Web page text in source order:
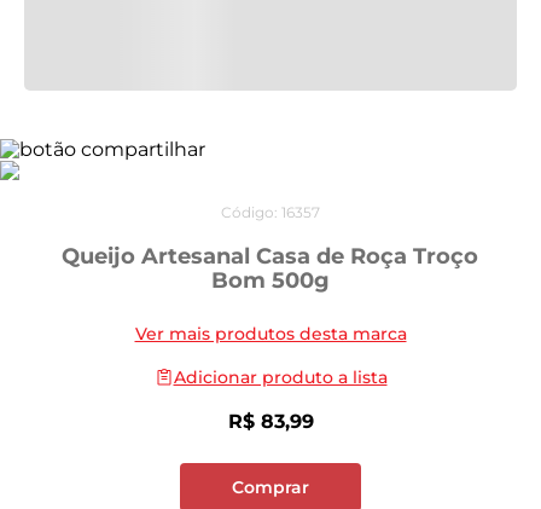
Código: 16357
Queijo Artesanal Casa de Roça Troço
Bom 500g
Ver mais produtos desta marca
Adicionar produto a lista
R$ 83,99
Comprar